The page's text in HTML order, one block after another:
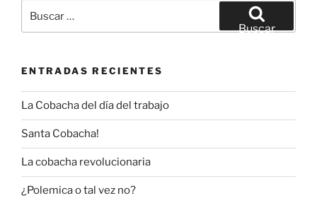
por:
Buscar
ENTRADAS RECIENTES
La Cobacha del día del trabajo
Santa Cobacha!
La cobacha revolucionaria
¿Polemica o tal vez no?